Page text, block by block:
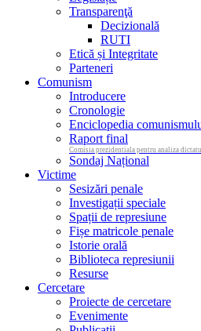
Transparenţă
Decizională
RUTI
Etică și Integritate
Parteneri
Comunism
Introducere
Cronologie
Enciclopedia
Raport final
Comisia prezidentiala pentru analiza
Sondaj Național
Victime
Sesizări penale
Investigații speciale
Spații de represiune
Fișe matricole penale
Istorie orală
Biblioteca represiunii
Resurse
Cercetare
Proiecte de cercetare
Evenimente